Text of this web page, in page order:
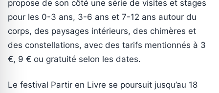
propose de son côté une série de visites et stages
pour les 0-3 ans, 3-6 ans et 7-12 ans autour du
corps, des paysages intérieurs, des chimères et
des constellations, avec des tarifs mentionnés à 3
€, 9 € ou gratuité selon les dates.
Le festival Partir en Livre se poursuit jusqu’au 18